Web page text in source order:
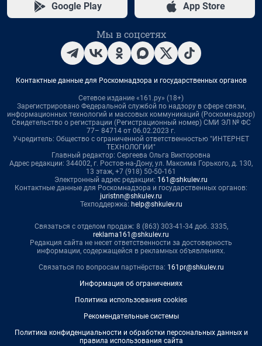
Google Play App Store
Мы в соцсетях
Контактные данные для Роскомнадзора и государственных органов
Сетевое издание «161.ру» (18+)
Зарегистрировано Федеральной службой по надзору в сфере связи,
информационных технологий и массовых коммуникаций (Роскомнадзор)
Свидетельство о регистрации (Регистрационный номер) СМИ ЭЛ № ФС
77– 84714 от 06.02.2023 г.
Учредитель: Общество с ограниченной ответственностью "ИНТЕРНЕТ
ТЕХНОЛОГИИ"
Главный редактор: Сергеева Ольга Викторовна
Адрес редакции: 344002, г. Ростов-на-Дону, ул. Максима Горького, д. 130,
13 этаж, +7 (918) 50-50-161
Электронный адрес редакции: 161@shkulev.ru
Контактные данные для Роскомнадзора и государственных органов:
juristnn@shkulev.ru
Техподдержка: help@shkulev.ru
Связаться с отделом продаж: 8 (863) 303-41-34 доб. 3335,
reklama161@shkulev.ru
Редакция сайта не несет ответственности за достоверность
информации, содержащейся в рекламных объявлениях.
Связаться по вопросам партнёрства: 161pr@shkulev.ru
Информация об ограничениях
Политика использования cookies
Рекомендательные системы
Политика конфиденциальности и обработки персональных данных и
правила использования сайта